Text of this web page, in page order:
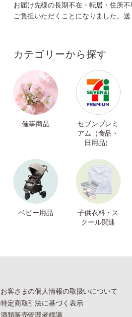
お届け先様の長期不在・転居・住所
ご負担いただくことになりました。
カテゴリーから探す
催事商品
セブンプレミ
アム（食品・
日用品）
ベビー用品
子供衣料・ス
クール関連
お客さまの個人情報の取扱いについて
特定商取引法に基づく表示
酒類販売管理者標識